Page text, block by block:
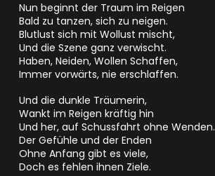
Nun beginnt der Traum im Reigen
Bald zu tanzen, sich zu neigen.
Blutlust sich mit Wollust mischt,
Und die Szene ganz verwischt.
Haben, Neiden, Wollen Schaffen,
Immer vorwärts, nie erschlaffen.
Und die dunkle Träumerin,
Wankt im Reigen kräftig hin
Und her, auf Schussfahrt ohne Wenden.
Der Gefühle und der Enden
Ohne Anfang gibt es viele,
Doch es fehlen ihnen Ziele.